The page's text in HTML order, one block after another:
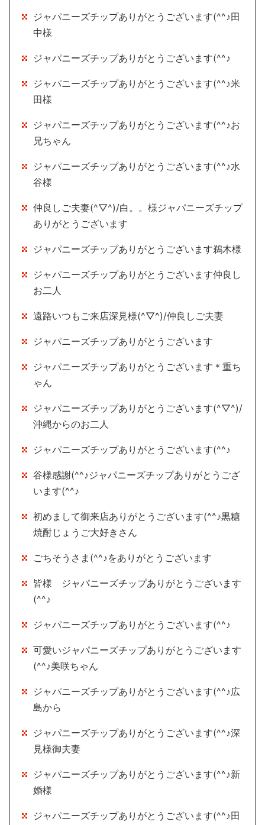
ジャパニーズチップありがとうございます(^^♪田
中様
ジャパニーズチップありがとうございます(^^♪
ジャパニーズチップありがとうございます(^^♪米
田様
ジャパニーズチップありがとうございます(^^♪お
兄ちゃん
ジャパニーズチップありがとうございます(^^♪水
谷様
仲良しご夫妻(^▽^)/白。。様ジャパニーズチップ
ありがとうございます
ジャパニーズチップありがとうございます鵜木様
ジャパニーズチップありがとうございます仲良し
お二人
遠路いつもご来店深見様(^▽^)/仲良しご夫妻
ジャパニーズチップありがとうございます
ジャパニーズチップありがとうございます＊重ち
ゃん
ジャパニーズチップありがとうございます(^▽^)/
沖縄からのお二人
ジャパニーズチップありがとうございます(^^♪
谷様感謝(^^♪ジャパニーズチップありがとうござ
います(^^♪
初めまして御来店ありがとうございます(^^♪黒糖
焼酎じょうご大好きさん
ごちそうさま(^^♪をありがとうございます
皆様 ジャパニーズチップありがとうございます
(^^♪
ジャパニーズチップありがとうございます(^^♪
可愛いジャパニーズチップありがとうございます
(^^♪美咲ちゃん
ジャパニーズチップありがとうございます(^^♪広
島から
ジャパニーズチップありがとうございます(^^♪深
見様御夫妻
ジャパニーズチップありがとうございます(^^♪新
婚様
ジャパニーズチップありがとうございます(^^♪田